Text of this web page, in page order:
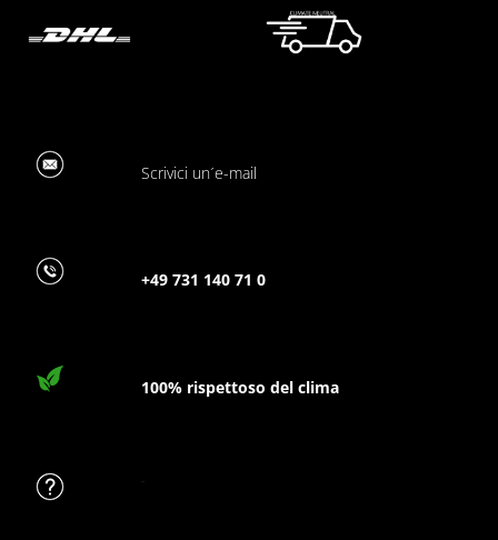
Scrivici un´e-mail
+49 731 140 71 0
100% rispettoso del clima